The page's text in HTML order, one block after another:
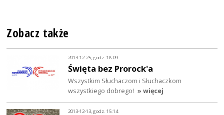
Zobacz także
2013-12-25, godz. 18:09
Święta bez Prorock'a
Wszystkim Słuchaczom i Słuchaczkom
wszystkiego dobrego! » więcej
2013-12-13, godz. 15:14